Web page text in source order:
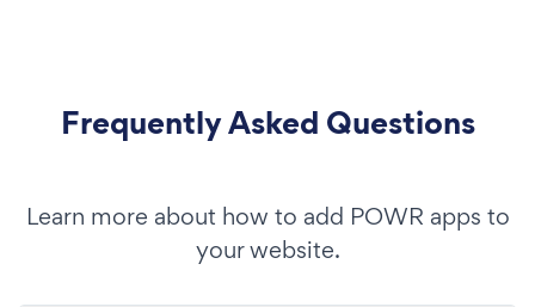
Frequently Asked Questions
Learn more about how to add POWR apps to
your website.